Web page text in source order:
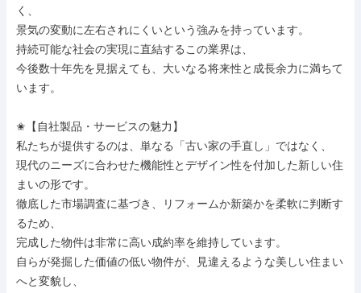
く、
景気の変動に左右されにくいという強みを持っています。
持続可能な社会の実現に直結するこの業界は、
今後数十年先を見据えても、大いなる将来性と成長余力に満ちて
います。
✬【自社製品・サービスの魅力】
私たちが提供するのは、単なる「古い家の手直し」ではなく、
現代のニーズに合わせた機能性とデザイン性を付加した新しい住
まいの形です。
徹底した市場調査に基づき、リフォームか新築かを柔軟に判断す
るため、
完成した物件は非常に高い成約率を維持しています。
自らが発掘した価値の低い物件が、見違えるような美しい住まい
へと変貌し、